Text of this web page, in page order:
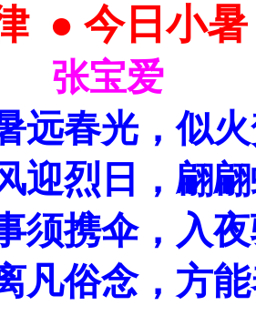
● 今日小暑
张宝爱
远春光，似
迎烈日，翩
须携伞，入
凡俗念，方